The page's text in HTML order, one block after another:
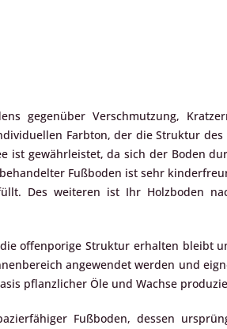
gegenüber Verschmutzung,
Farbton, der die Struktur des
ist gewährleistet, da sich der Boden
Fußboden ist sehr
Des weiteren ist Ihr Holzboden
offenporige Struktur erhalten bleibt
angewendet werden und
pflanzlicher Öle und Wachse
Fußboden, dessen